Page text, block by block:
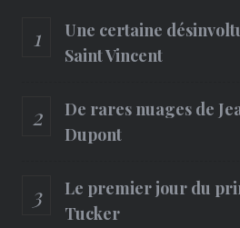
Une certaine
Saint Vincent
De rares nuages de
Dupont
Le premier jour du
Tucker